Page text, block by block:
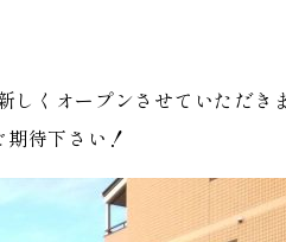
しくオープンさせていただ
待下さい！